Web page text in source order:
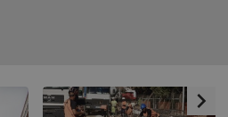
chevron_right